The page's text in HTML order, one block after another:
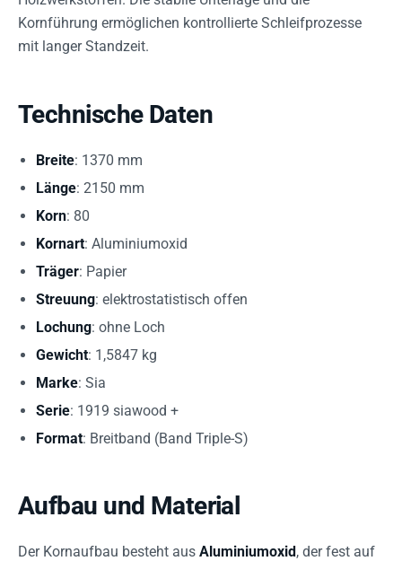
Kornführung ermöglichen kontrollierte Schleifprozesse
mit langer Standzeit.
Technische Daten
Breite: 1370 mm
Länge: 2150 mm
Korn: 80
Kornart: Aluminiumoxid
Träger: Papier
Streuung: elektrostatistisch offen
Lochung: ohne Loch
Gewicht: 1,5847 kg
Marke: Sia
Serie: 1919 siawood +
Format: Breitband (Band Triple-S)
Aufbau und Material
Der Kornaufbau besteht aus Aluminiumoxid, der fest auf